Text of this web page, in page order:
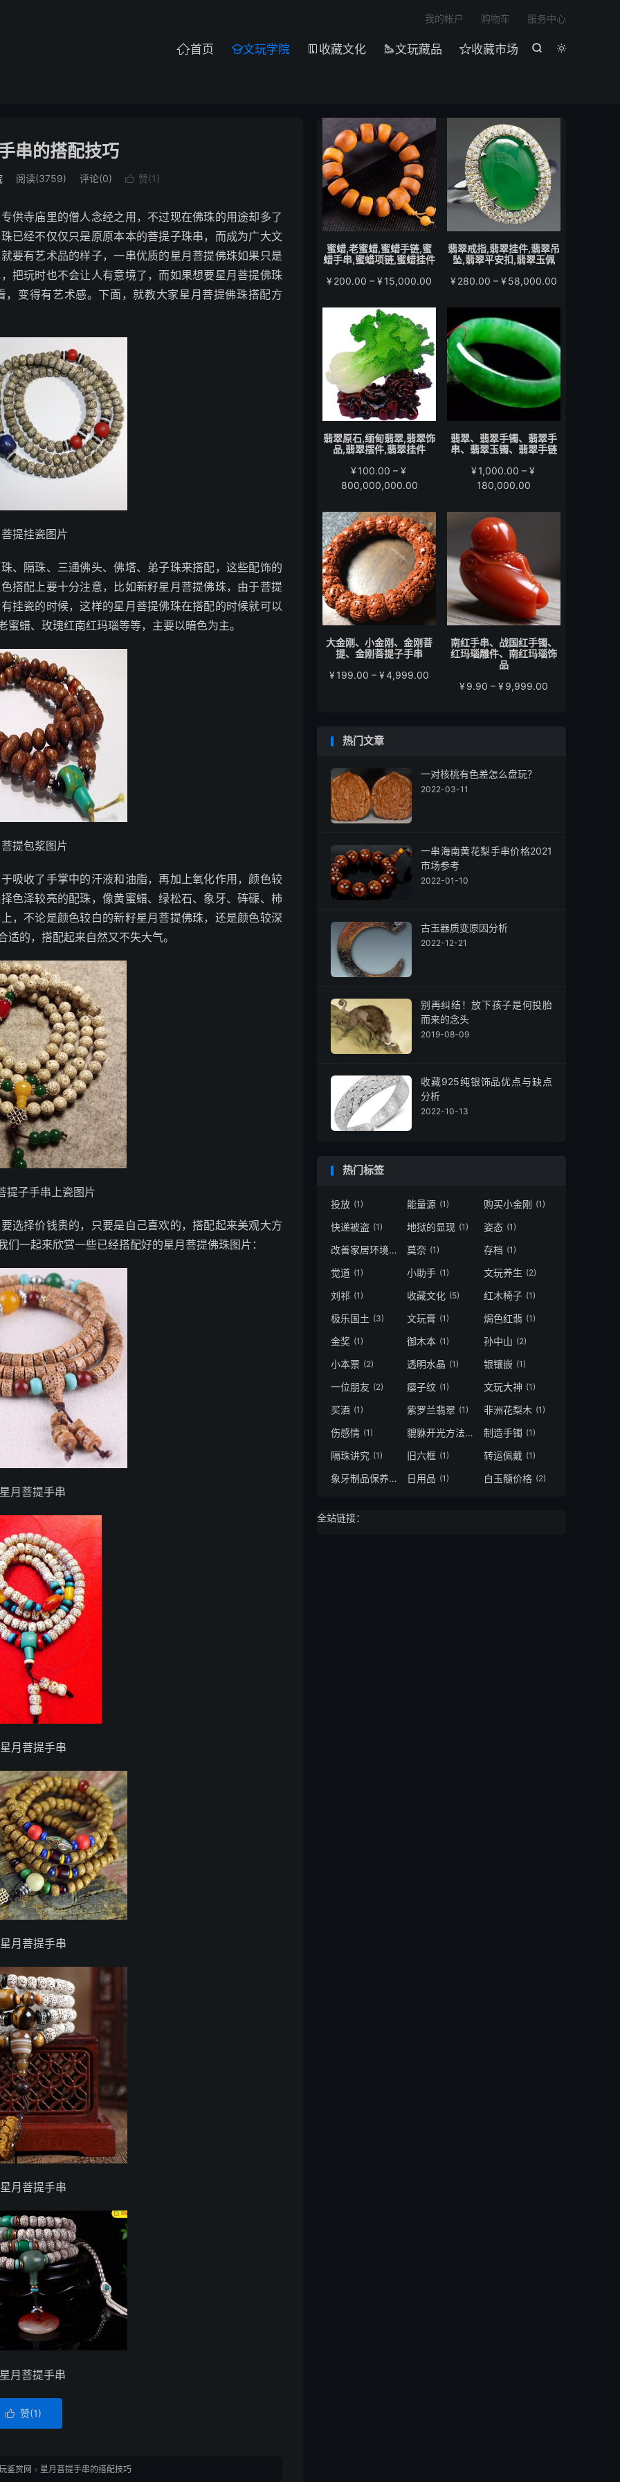


首页 文玩学院  收藏文化 文玩藏品 收藏市场
我的帐户 购物车 服务中心
串的搭配技巧
阅读(3759) 评论(0)  赞(1)
供寺庙里的僧人念经之用，不过现在佛珠的用途却多了
已经不仅仅只是原原本本的菩提子珠串，而成为广大文
要有艺术品的样子，一串优质的星月菩提佛珠如果只是
把玩时也不会让人有意境了，而如果想要星月菩提佛珠
变得有艺术感。下面，就教大家星月菩提佛珠搭配方
提挂瓷图片
、隔珠、三通佛头、佛塔、弟子珠来搭配，这些配饰的
搭配上要十分注意，比如新籽星月菩提佛珠，由于菩提
挂瓷的时候，这样的星月菩提佛珠在搭配的时候就可以
蜡、玫瑰红南红玛瑙等等，主要以暗色为主。
提包浆图片
吸收了手掌中的汗液和油脂，再加上氧化作用，颜色较
色泽较亮的配珠，像黄蜜蜡、绿松石、象牙、砗磲、柿
，不论是颜色较白的新籽星月菩提佛珠，还是颜色较深
的，搭配起来自然又不失大气。
提子手串上瓷图片
选择价钱贵的，只要是自己喜欢的，搭配起来美观大方
一起来欣赏一些已经搭配好的星月菩提佛珠图片：
月菩提手串
月菩提手串
月菩提手串
月菩提手串
月菩提手串
 赞(1)
鉴赏网 » 星月菩提手串的搭配技巧
蜜蜡,老蜜蜡,蜜蜡手链,蜜
蜡手串,蜜蜡项链,蜜蜡挂件
¥200.00 – ¥15,000.00
范
¥200.00
至
¥15,000.00
翡翠戒指,翡翠挂件,翡翠吊
坠,翡翠平安扣,翡翠玉佩
¥280.00 – ¥58,000.00
范
至
¥58,000.00
翡翠原石,缅甸翡翠,翡翠饰
品,翡翠摆件,翡翠挂件
¥100.00 – ¥
800,000,000.00价
范
围：
¥100.00
至
¥800,000,000.00
翡翠、翡翠手镯、翡翠手
串、翡翠玉镯、翡翠手链
¥1,000.00 – ¥
180,000.00
范
¥180,000.00
大金刚、小金刚、金刚菩
提、金刚菩提子手串
¥199.00 – ¥4,999.00
南红手串、战国红手镯、
红玛瑙雕件、南红玛瑙饰
品
¥9.90 – ¥9,999.00
热门文章
一对核桃有色差怎么盘玩？
2022-03-11
一串海南黄花梨手串价格2021
市场参考
2022-01-10
古玉器质变原因分析
2022-12-21
别再纠结！放下孩子是何投胎
而来的念头
2019-08-09
收藏925纯银饰品优点与缺点
分析
2022-10-13
热门标签
投放 (1) 能量源 (1) 购买小金刚 (1)
快递被盗 (1) 地狱的显现 (1) 姿态 (1)
改善家居环境
(1) 莫奈 (1) 存档 (1)
觉道 (1) 小助手 (1) 文玩养生 (2)
刘祁 (1) 收藏文化 (5) 红木椅子 (1)
极乐国土 (3) 文玩膏 (1) 焗色红翡 (1)
金奖 (1) 御木本 (1) 孙中山 (2)
小本票 (2) 透明水晶 (1) 银镶嵌 (1)
一位朋友 (2) 瘿子纹 (1) 文玩大神 (1)
买酒 (1) 紫罗兰翡翠 (1) 非洲花梨木 (1)
伤感情 (1) 貔貅开光方法
(1) 制造手镯 (1)
隔珠讲究 (1) 旧六框 (1) 转运佩戴 (1)
象牙制品保养
(1) 日用品 (1) 白玉髓价格 (2)
全站链接：